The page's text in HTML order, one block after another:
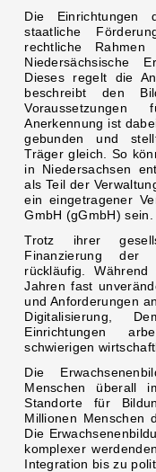
Die Einrichtungen
staatliche
rechtliche
Niedersächsische
Dieses regelt die
beschreibt den
Anerkennung ist
gebunden und
Träger gleich. So
in Niedersachsen
als Teil der
ein eingetragener
GmbH (gGmbH) sein.
Trotz ihrer
Finanzierung der
rückläufig.
Jahren fast
und Anforderungen
Digitalisierung,
Einrichtungen
schwierigen
Die
Menschen überall
Standorte für
Millionen Menschen
Die
komplexer
Integration bis zu